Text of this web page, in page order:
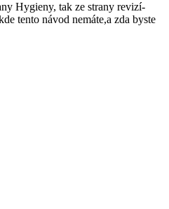
Hygieny, tak ze strany revizí-
tento návod nemáte,a zda byste